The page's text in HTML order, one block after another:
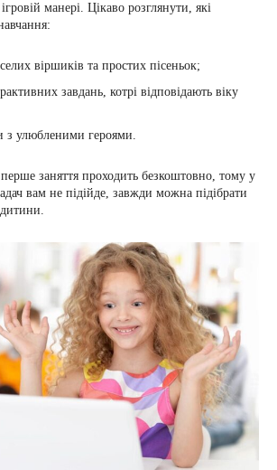
манері. Цікаво розглянути, які
віршиків та простих пісеньок;
завдань, котрі відповідають віку
з улюбленими героями.
заняття проходить безкоштовно, тому у
вам не підійде, завжди можна підібрати